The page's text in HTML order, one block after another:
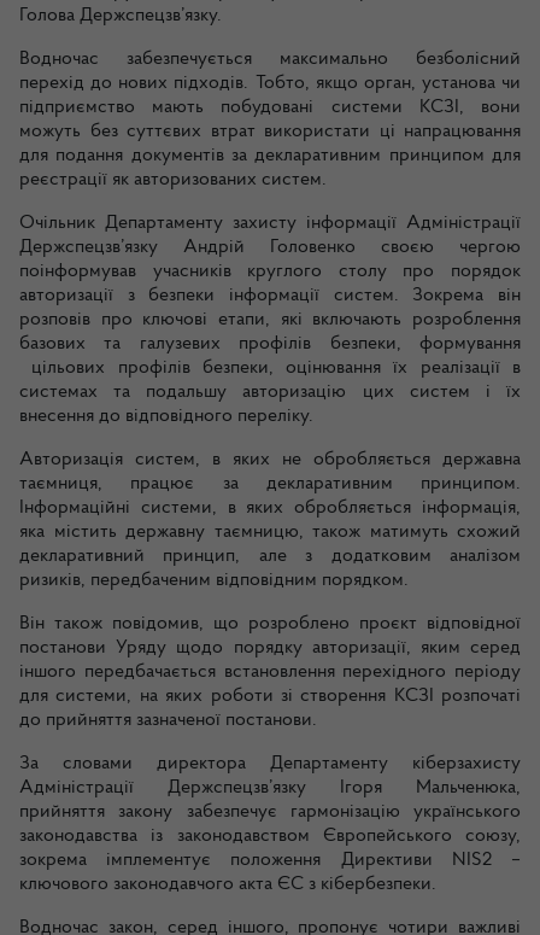
Голова Держспецзв’язку.
Водночас забезпечується максимально безболісний
перехід до нових підходів. Тобто, якщо орган, установа чи
підприємство мають побудовані системи КСЗІ, вони
можуть без суттєвих втрат використати ці напрацювання
для подання документів за декларативним принципом для
реєстрації як авторизованих систем.
Очільник Департаменту захисту інформації Адміністрації
Держспецзв’язку Андрій Головенко своєю чергою
поінформував учасників круглого столу про порядок
авторизації з безпеки інформації систем. Зокрема він
розповів про ключові етапи, які включають розроблення
базових та галузевих профілів безпеки, формування
цільових профілів безпеки, оцінювання їх реалізації в
системах та подальшу авторизацію цих систем і їх
внесення до відповідного переліку.
Авторизація систем, в яких не обробляється державна
таємниця, працює за декларативним принципом.
Інформаційні системи, в яких обробляється інформація,
яка містить державну таємницю, також матимуть схожий
декларативний принцип, але з додатковим аналізом
ризиків, передбаченим відповідним порядком.
Він також повідомив, що розроблено проєкт відповідної
постанови Уряду щодо порядку авторизації, яким серед
іншого передбачається встановлення перехідного періоду
для системи, на яких роботи зі створення КСЗІ розпочаті
до прийняття зазначеної постанови.
За словами директора Департаменту кіберзахисту
Адміністрації Держспецзв’язку Ігоря Мальченюка,
прийняття закону забезпечує гармонізацію українського
законодавства із законодавством Європейського союзу,
зокрема імплементує положення Директиви NIS2 –
ключового законодавчого акта ЄС з кібербезпеки.
Водночас закон, серед іншого, пропонує чотири важливі